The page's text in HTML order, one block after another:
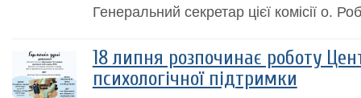
Генеральний секретар цієї комісії о.
18 липня розпочинає роботу
психологічної підтримки